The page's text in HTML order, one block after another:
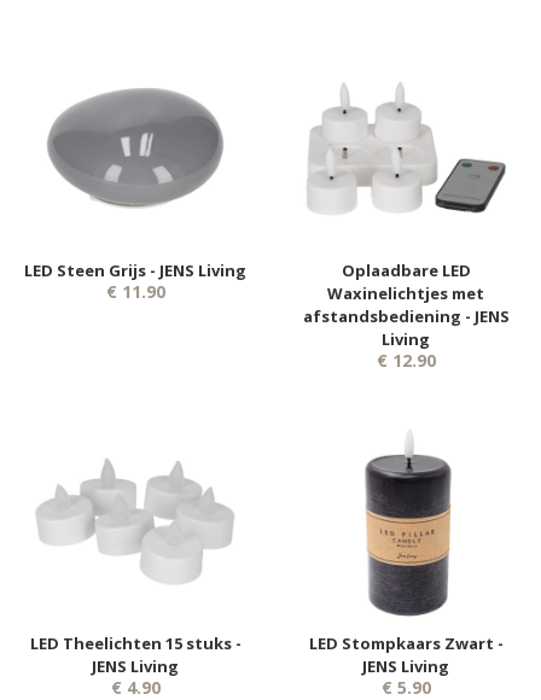
LED Steen Grijs - JENS Living
€ 11.90
Oplaadbare LED
Waxinelichtjes met
afstandsbediening - JENS
Living
€ 12.90
LED Theelichten 15 stuks -
JENS Living
€ 4.90
LED Stompkaars Zwart -
JENS Living
€ 5.90